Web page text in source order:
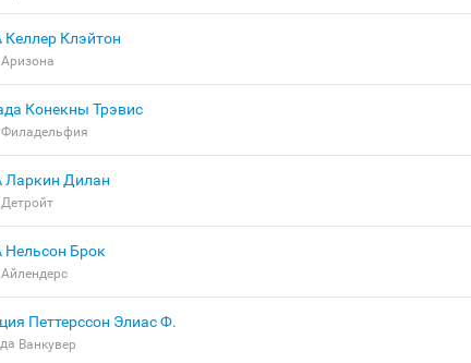
Келлер Клэйтон
Аризона
Конекны Трэвис
Филадельфия
Ларкин Дилан
Детройт
Нельсон Брок
Айлендерс
Петтерссон Элиас Ф.
Ванкувер